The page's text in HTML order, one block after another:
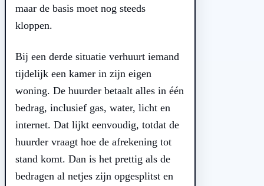
maar de basis moet nog steeds
kloppen.
Bij een derde situatie verhuurt iemand
tijdelijk een kamer in zijn eigen
woning. De huurder betaalt alles in één
bedrag, inclusief gas, water, licht en
internet. Dat lijkt eenvoudig, totdat de
huurder vraagt hoe de afrekening tot
stand komt. Dan is het prettig als de
bedragen al netjes zijn opgesplitst en